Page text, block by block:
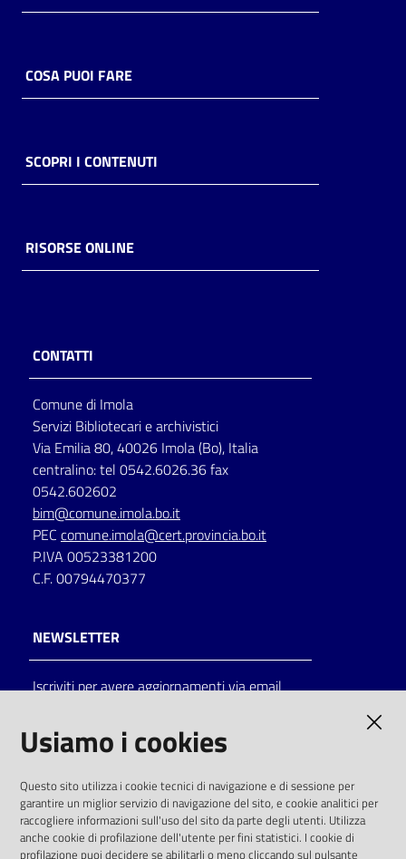
COSA PUOI FARE
SCOPRI I CONTENUTI
RISORSE ONLINE
CONTATTI
Comune di Imola
Servizi Bibliotecari e archivistici
Via Emilia 80, 40026 Imola (Bo), Italia
centralino: tel 0542.6026.36 fax
0542.602602
bim@comune.imola.bo.it
PEC comune.imola@cert.provincia.bo.it
P.IVA 00523381200
C.F. 00794470377
NEWSLETTER
Iscriviti per avere aggiornamenti via email
solo alle condizioni previste dalla direttiva
comunitaria 2003/98/CE e dal d.lgs. 36/2006
SOCIAL
Usiamo i cookies
Questo sito utilizza i cookie tecnici di navigazione e di sessione per
garantire un miglior servizio di navigazione del sito, e cookie analitici per
raccogliere informazioni sull'uso del sito da parte degli utenti. Utilizza
anche cookie di profilazione dell'utente per fini statistici. I cookie di
profilazione puoi decidere se abilitarli o meno cliccando sul pulsante